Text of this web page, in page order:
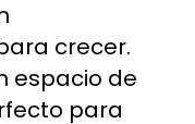
crecer.
espacio de
para